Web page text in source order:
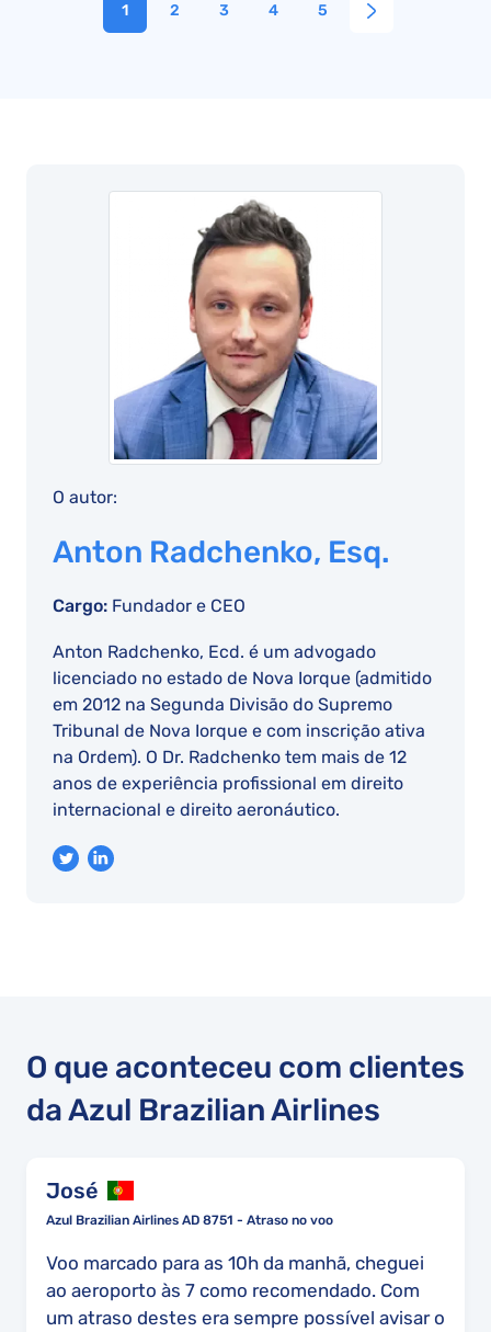
1 2 3 4 5
O autor:
Anton Radchenko, Esq.
Cargo: Fundador e CEO
Anton Radchenko, Ecd. é um advogado
licenciado no estado de Nova Iorque (admitido
em 2012 na Segunda Divisão do Supremo
Tribunal de Nova Iorque e com inscrição ativa
na Ordem). O Dr. Radchenko tem mais de 12
anos de experiência profissional em direito
internacional e direito aeronáutico.
O que aconteceu com clientes
da Azul Brazilian Airlines
José
Azul Brazilian Airlines AD 8751 - Atraso no voo
Voo marcado para as 10h da manhã, cheguei
ao aeroporto às 7 como recomendado. Com
um atraso destes era sempre possível avisar o